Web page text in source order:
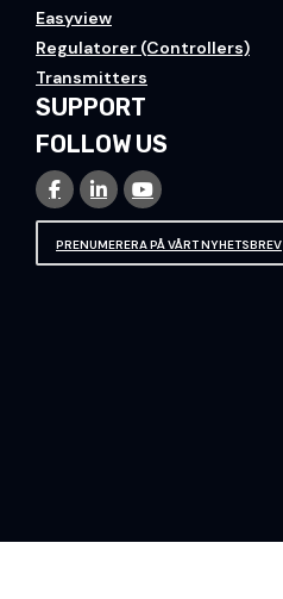
Easyview
Regulatorer (Controllers)
Transmitters
SUPPORT
FOLLOW US
PRENUMERERA PÅ VÅRT NYHETSBREV